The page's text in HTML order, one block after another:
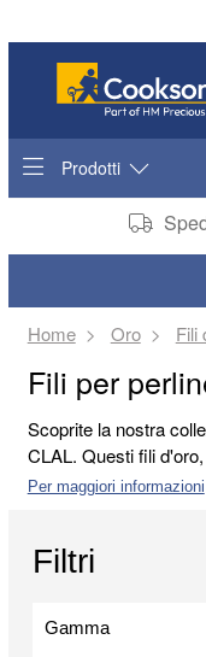
Prodotti
Home Oro Fili
Fili per
Scoprite la nostra
CLAL. Questi fili
qualità garantisce una
Per maggiori informazioni
Filtri
Gamma